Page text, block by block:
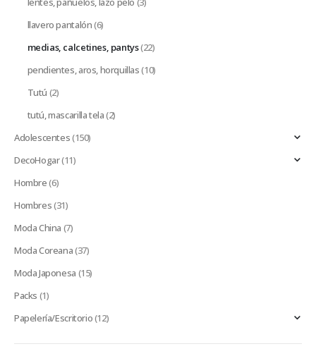
llavero pantalón(6)
medias, calcetines, pantys(22)
pendientes, aros, horquillas(10)
Tutú (2)
tutú, mascarilla tela(2)
Adolescentes(150)
DecoHogar(11)
Hombre(6)
Hombres(31)
Moda China (7)
Moda Coreana(37)
Moda Japonesa (15)
Packs (1)
Papelería/Escritorio(12)